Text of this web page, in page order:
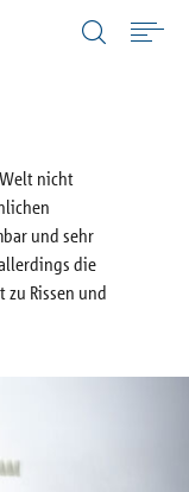
nicht
und sehr
die
Rissen und